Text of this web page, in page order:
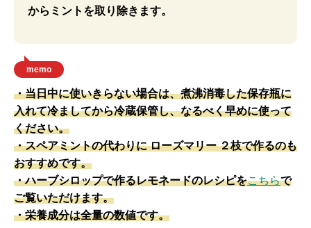
からミントを取り除きます。
memo
・当日中に使いきらない場合は、煮沸消毒した保存瓶に
入れて冷ましてから冷蔵保管し、なるべく早めに使って
ください。
・スペアミントの代わりに ローズマリー ２枝で作るのも
おすすめです。
・ハーブシロップで作るレモネードのレシピをこちらで
ご覧いただけます。
・栄養成分は全量の数値です。